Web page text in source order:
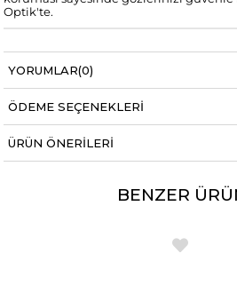
Optik'te.
YORUMLAR(0)
ÖDEME SEÇENEKLERI
ÜRÜN ÖNERILERI
BENZER